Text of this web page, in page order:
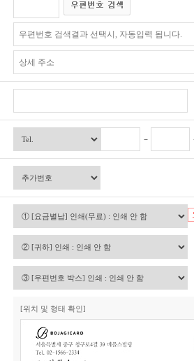
[위치 및 형태 확인]